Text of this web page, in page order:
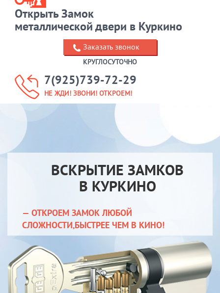
Открыть Замок
металлической двери в Куркино
Заказать звонок
КРУГЛОСУТОЧНО
7(925)739-72-29
НЕ ЖДИ! ЗВОНИ! ОТКРОЕМ!
ВСКРЫТИЕ ЗАМКОВ
В КУРКИНО
— ОТКРОЕМ ЗАМОК ЛЮБОЙ
СЛОЖНОСТИ,БЫСТРЕЕ ЧЕМ В КИНО!